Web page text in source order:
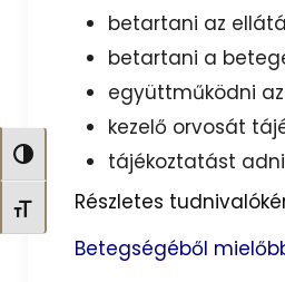
Nagy kontraszt váltása
Betűméret váltása
betartani az
betartani a
együttműködni
kezelő orvosát
tájékoztatást
Részletes
Betegségéből